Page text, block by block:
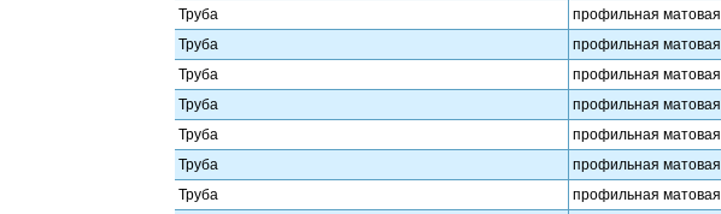
Труба
профильная матовая
Труба
профильная матовая
Труба
профильная матовая
Труба
профильная матовая
Труба
профильная матовая
Труба
профильная матовая
Труба
профильная матовая